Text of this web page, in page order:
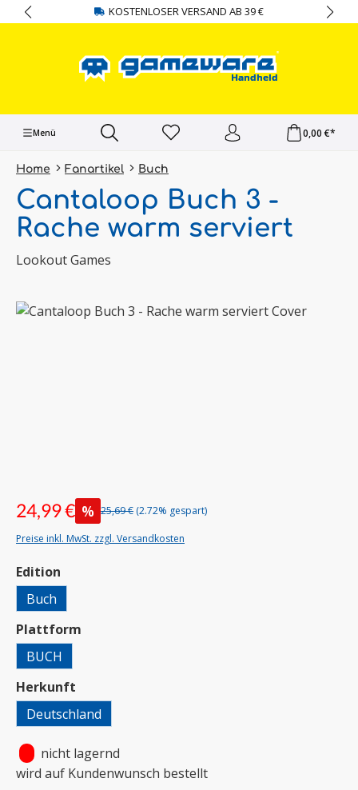
springen KOSTENLOSER VERSAND AB 39 €
Menü 0,00 €*
Home Fanartikel Buch
Cantaloop Buch 3 -
Rache warm serviert
Lookout Games
Bildergalerie überspringen
24,99 € % 25,69 € (2.72% gespart)
Preise inkl. MwSt. zzgl. Versandkosten
Edition
Buch
Plattform
BUCH
Herkunft
Deutschland
nicht lagernd
wird auf Kundenwunsch bestellt